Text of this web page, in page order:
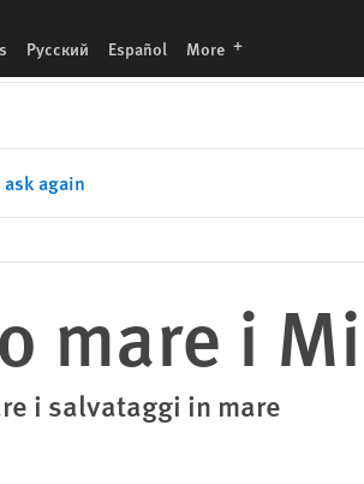
Русский Español More languages
again
mare i
i salvataggi in mare